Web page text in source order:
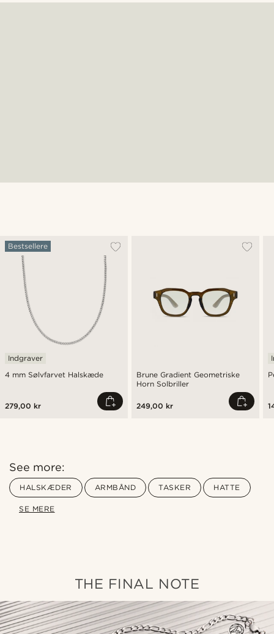
4 mm Sølvfarvet Halskæde
Bestsellere
Indgraver
279,00 kr
Brune Gradient Geometriske
Horn Solbriller
249,00 kr
See more:
HALSKÆDER ARMBÅND TASKER HATTE
SE MERE
THE FINAL NOTE